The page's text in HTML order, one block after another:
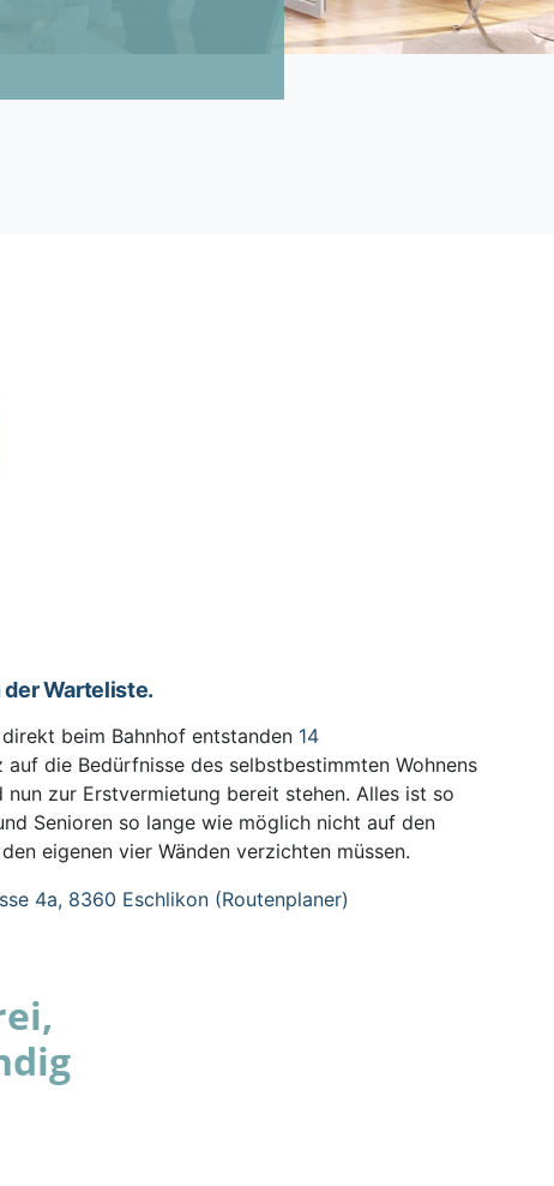
Warteliste.
direkt beim Bahnhof entstanden 14
auf die Bedürfnisse des selbstbestimmten Wohnens
zur Erstvermietung bereit stehen. Alles ist so
Senioren so lange wie möglich nicht auf den
eigenen vier Wänden verzichten müssen.
4a, 8360 Eschlikon (Routenplaner)